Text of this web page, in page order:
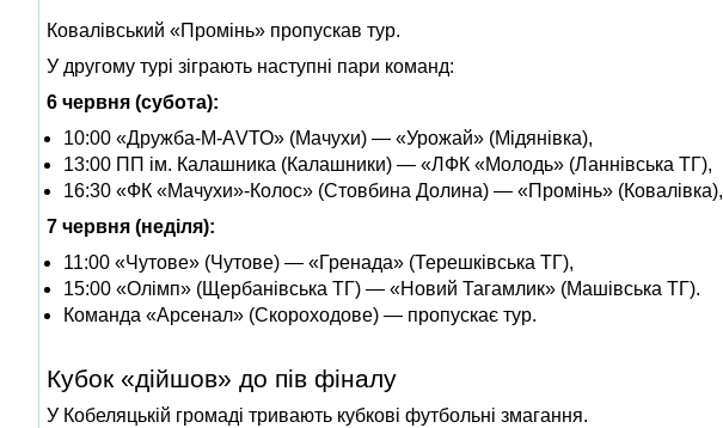
Ковалівський «Промінь» пропускав тур.
У другому турі зіграють наступні пари команд:
6 червня (субота):
10:00 «Дружба-М-АVТО» (Мачухи) — «Урожай» (Мідянівка),
13:00 ПП ім. Калашника (Калашники) — «ЛФК «Молодь» (Ланнівська ТГ),
16:30 «ФК «Мачухи»-Колос» (Стовбина Долина) — «Промінь» (Ковалівка),
7 червня (неділя):
11:00 «Чутове» (Чутове) — «Гренада» (Терешківська ТГ),
15:00 «Олімп» (Щербанівська ТГ) — «Новий Тагамлик» (Машівська ТГ).
Команда «Арсенал» (Скороходове) — пропускає тур.
Кубок «дійшов» до пів фіналу
У Кобеляцькій громаді тривають кубкові футбольні змагання.